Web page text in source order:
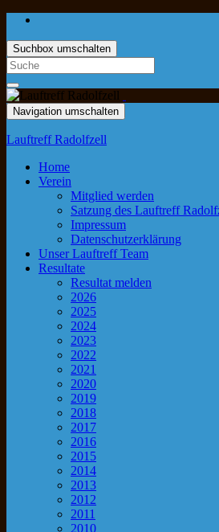
Suchbox umschalten
Navigation umschalten
Lauftreff Radolfzell
Home
Verein
Mitglied werden
Satzung des Lauftreff
Impressum
Datenschutzerklärung
Unser Lauftreff Team
Resultate
Resultat melden
2026
2025
2024
2023
2022
2021
2020
2019
2018
2017
2016
2015
2014
2013
2012
2011
2010